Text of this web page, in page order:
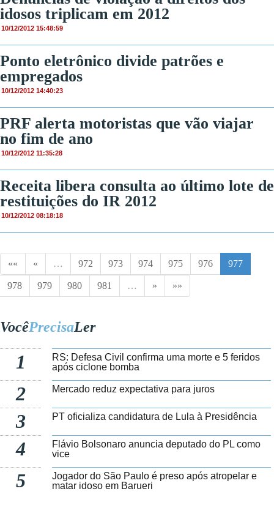
idosos triplicam em 2012
10/12/2012 15:48:59
Ponto eletrônico divide patrões e
empregados
10/12/2012 14:40:23
PRF alerta motoristas que vão viajar
no fim de ano
10/12/2012 11:35:28
Receita libera consulta ao último lote de
restituições do IR 2012
10/12/2012 08:18:18
«« « … 972 973 974 975 976 977
978 979 980 981 … » »»
VocêPrecisaLer
1
RS: Defesa Civil confirma uma morte e 5 feridos
após ciclone bomba
2 Mercado reduz expectativa para juros
3 PT oficializa candidatura de Lula à Presidência
4
Flávio Bolsonaro anuncia deputado do PL como
vice
5
Jogador do São Paulo é preso após atropelar e
matar idoso em Barueri